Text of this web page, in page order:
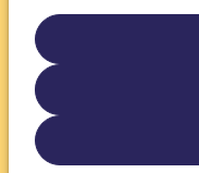
Persoonlijke
Werkfit trajecten
Stress en burnout
Beroepskeuze